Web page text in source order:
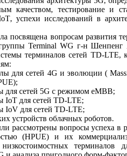
качеством, тестирование и
, успехи исследований в
посвящена вопросам развития
группыTerminal WG г-н Шенпенг
терминалов сетей TD-LTE,
для сетей 4G и эволюции (
для сетей 5G с режимомeMBB;
IoT для сетейTD-LTE;
IoV для сетейTD-LTE;
устройств облачных роботов.
рассмотрены вопросы успеха в
(HPUE) и их
низкостоимостных терминалов